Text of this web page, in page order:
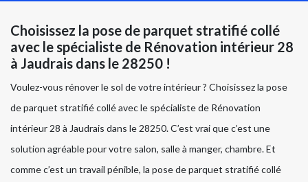
Choisissez la pose de parquet stratifié collé
avec le spécialiste de Rénovation intérieur 28
à Jaudrais dans le 28250 !
Voulez-vous rénover le sol de votre intérieur ? Choisissez la pose
de parquet stratifié collé avec le spécialiste de Rénovation
intérieur 28 à Jaudrais dans le 28250. C’est vrai que c’est une
solution agréable pour votre salon, salle à manger, chambre. Et
comme c’est un travail pénible, la pose de parquet stratifié collé